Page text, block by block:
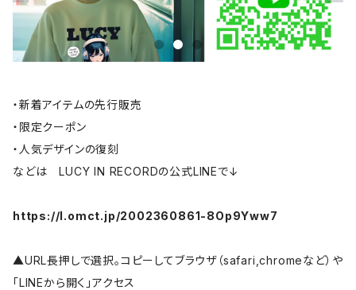
・新着アイテムの先行販売
・限定クーポン
・人気デザインの復刻
などは LUCY IN RECORDの公式LINEで↓
https://l.omct.jp/2002360861-8Op9Yww7
▲URL長押しで選択。コピーしてブラウザ（safari,chromeなど）や
「LINEから開く」アクセス